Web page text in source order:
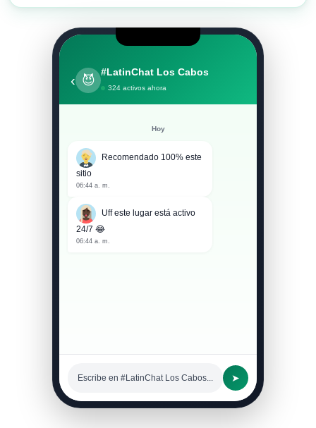
‹ 😈
#LatinChat Los Cabos
324 activos ahora
Hoy
Recomendado 100% este
sitio
06:44 a. m.
Uff este lugar está activo
24/7 😂
06:44 a. m.
Escribe en #LatinChat Los Cabos... ➤